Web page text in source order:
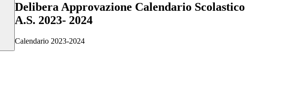
Delibera Approvazione Calendario Scolastico
A.S. 2023- 2024
Calendario 2023-2024